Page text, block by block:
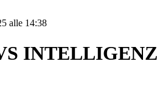
alle 14:38